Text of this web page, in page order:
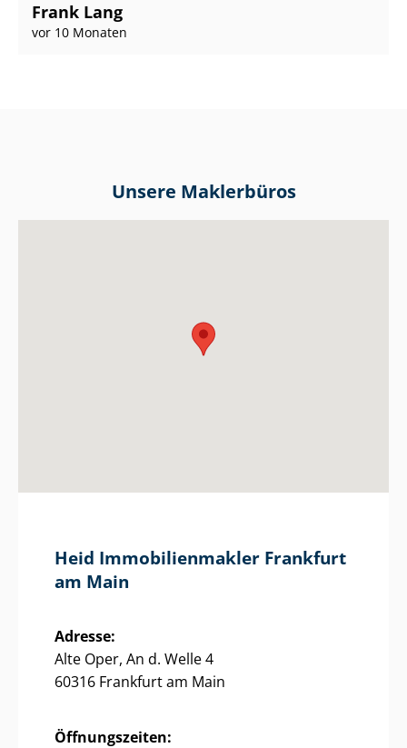
Frank Lang
vor 10 Monaten
Unsere Maklerbüros
Heid Im­mo­bi­li­en­mak­ler Frankfurt
am Main
Adresse:
Alte Oper, An d. Welle 4
60316 Frankfurt am Main
Öffnungszeiten: